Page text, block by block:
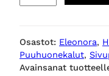
e
p
Osastot: Eleonora,
Puuhuonekalut,
Avainsanat